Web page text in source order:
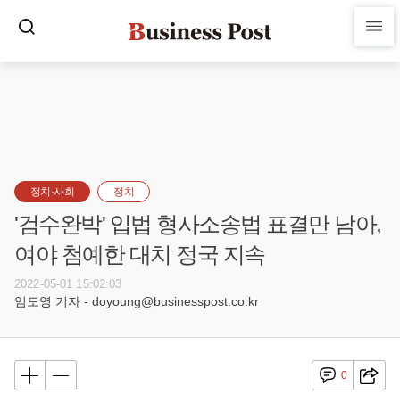
정치·사회 정치
'검수완박' 입법 형사소송법 표결만 남아,
여야 첨예한 대치 정국 지속
2022-05-01 15:02:03
임도영 기자 - doyoung@businesspost.co.kr
0